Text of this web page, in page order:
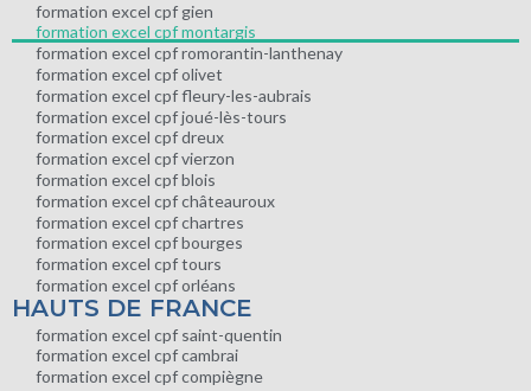
formation excel cpf gien
formation excel cpf montargis
formation excel cpf romorantin-lanthenay
formation excel cpf olivet
formation excel cpf fleury-les-aubrais
formation excel cpf joué-lès-tours
formation excel cpf dreux
formation excel cpf vierzon
formation excel cpf blois
formation excel cpf châteauroux
formation excel cpf chartres
formation excel cpf bourges
formation excel cpf tours
formation excel cpf orléans
HAUTS DE FRANCE
formation excel cpf saint-quentin
formation excel cpf cambrai
formation excel cpf compiègne